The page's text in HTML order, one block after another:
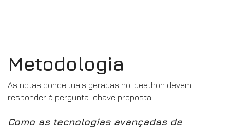
Metodologia
As notas conceituais geradas no Ideathon devem
responder à pergunta-chave proposta:
Como as tecnologias avançadas de